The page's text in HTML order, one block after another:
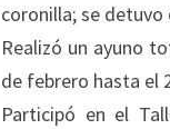
coronilla; se detuvo
Realizó un ayuno
de febrero hasta el
Participó en el